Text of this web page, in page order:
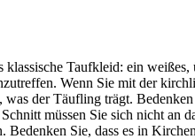
Taufkleid: ein
Wenn Sie mit der
der Täufling trägt.
müssen Sie sich nicht an
Sie, dass es in